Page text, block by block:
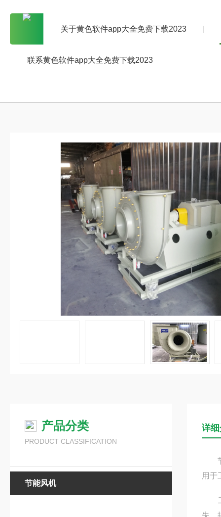
关于黄色软件app大全免费下载2023
联系黄色软件app大全免费下载2023
产品分类
PRODUCT CLASSIFICATION
节能风机
详
节
用于
工
失